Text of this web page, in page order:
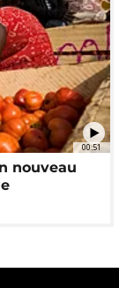
00:51
nouveau